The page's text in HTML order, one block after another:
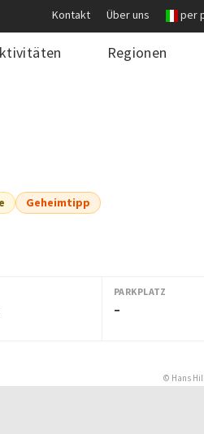
Kontakt Über uns per
Regionen
Geheimtipp
PARKPLATZ
–
© Hans